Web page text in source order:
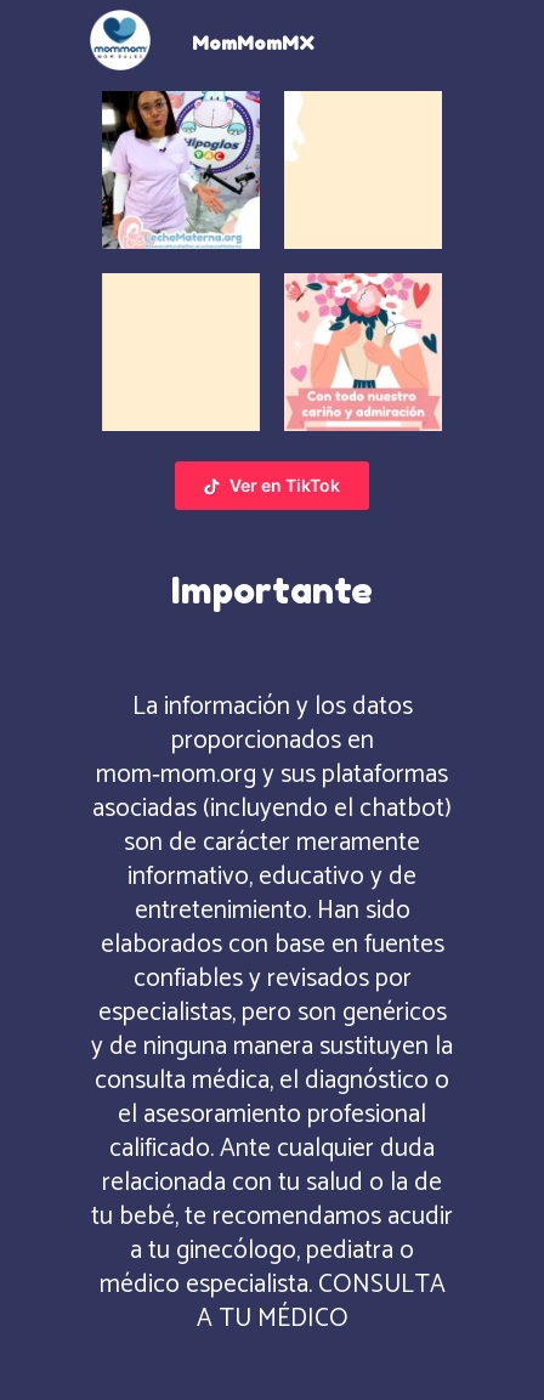
MomMomMX
Ver en TikTok
Importante
La información y los datos
proporcionados en
mom‑mom.org y sus plataformas
asociadas (incluyendo el chatbot)
son de carácter meramente
informativo, educativo y de
entretenimiento. Han sido
elaborados con base en fuentes
confiables y revisados por
especialistas, pero son genéricos
y de ninguna manera sustituyen la
consulta médica, el diagnóstico o
el asesoramiento profesional
calificado. Ante cualquier duda
relacionada con tu salud o la de
tu bebé, te recomendamos acudir
a tu ginecólogo, pediatra o
médico especialista. CONSULTA
A TU MÉDICO